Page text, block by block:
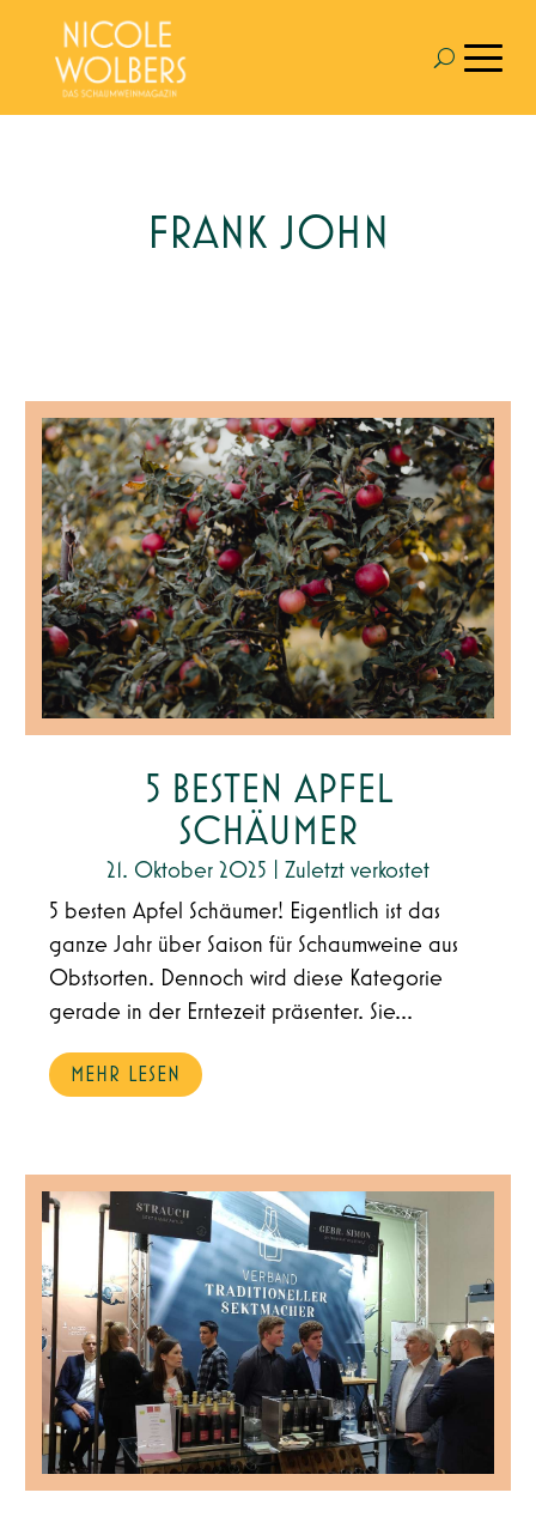
FRANK JOHN
5 BESTEN APFEL
SCHÄUMER
21. Oktober 2025
Zuletzt verkostet
5 besten Apfel Schäumer! Eigentlich ist das
ganze Jahr über Saison für Schaumweine aus
Obstsorten. Dennoch wird diese Kategorie
gerade in der Erntezeit präsenter. Sie...
MEHR LESEN